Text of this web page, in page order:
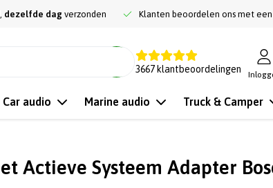
dezelfde dag verzonden Klanten beoordelen ons met een
3667 klantbeoordelingen
Car audio Marine audio Truck & Camper
Actieve Systeem Adapter